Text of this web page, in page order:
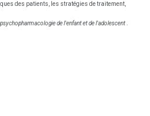
des patients, les stratégies de traitement,
de l'enfant et de l'adolescent.